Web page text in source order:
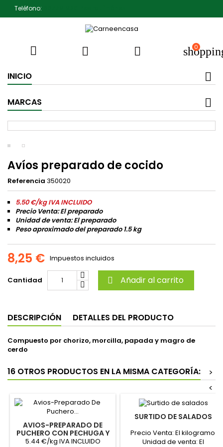
Teléfono:
   0
INICIO
MARCAS
Avíos preparado de cocido
Referencia 350020
5.50 €/kg IVA INCLUIDO
Precio Venta: El preparado
Unidad de venta: El preparado
Peso aproximado del preparado 1.5 kg
8,25 € Impuestos incluidos
Cantidad  Añadir al carrito
DESCRIPCIÓN DETALLES DEL PRODUCTO
Compuesto por chorizo, morcilla, papada y magro de
cerdo
16 OTROS PRODUCTOS EN LA MISMA CATEGORÍA:
>
<
AVIOS-PREPARADO DE
PUCHERO CON PECHUGA Y
CERDO
5.44 €/kg IVA INCLUIDO
SURTIDO DE SALADOS
Precio Venta: El kilogramo
Unidad de venta: El